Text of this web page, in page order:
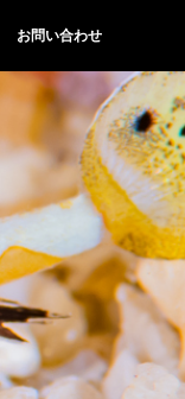
お問い合わせ